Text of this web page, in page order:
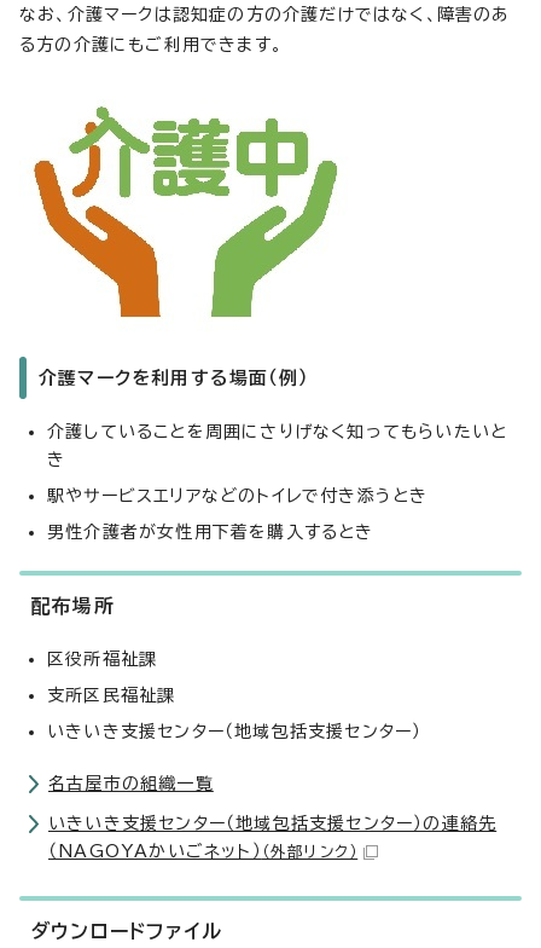
なお、介護マークは認知症の方の介護だけではなく、障害のあ
る方の介護にもご利用できます。
介護マークを利用する場面（例）
介護していることを周囲にさりげなく知ってもらいたいと
き
駅やサービスエリアなどのトイレで付き添うとき
男性介護者が女性用下着を購入するとき
配布場所
区役所福祉課
支所区民福祉課
いきいき支援センター（地域包括支援センター）
名古屋市の組織一覧
いきいき支援センター（地域包括支援センター）の連絡先
（NAGOYAかいごネット） （外部リンク）
ダウンロードファイル